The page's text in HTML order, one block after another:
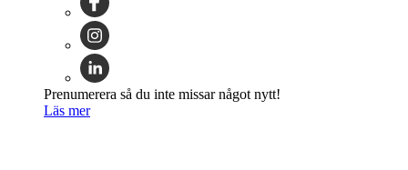
Prenumerera så du inte missar något nytt!
Läs mer